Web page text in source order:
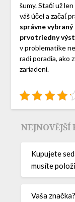
šumy. Stačí už
váš účel a začať
správne
prvotriedny
v problematike
radi poradia, ako
zariadení.
NEJNOVĚJŠÍ
Kupujete
musíte
Vaša